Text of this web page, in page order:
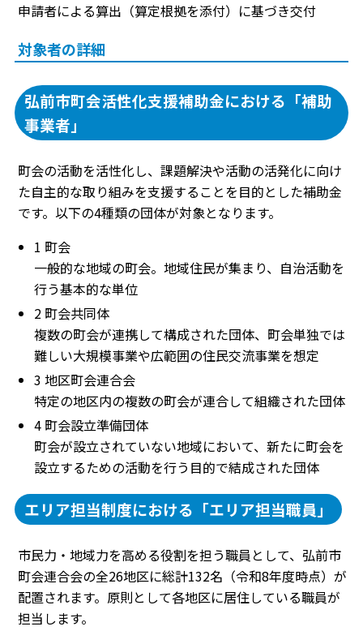
申請者による算出（算定根拠を添付）に基づき交付
対象者の詳細
弘前市町会活性化支援補助金における「補助
事業者」
町会の活動を活性化し、課題解決や活動の活発化に向け
た自主的な取り組みを支援することを目的とした補助金
です。以下の4種類の団体が対象となります。
1 町会
一般的な地域の町会。地域住民が集まり、自治活動を
行う基本的な単位
2 町会共同体
複数の町会が連携して構成された団体、町会単独では
難しい大規模事業や広範囲の住民交流事業を想定
3 地区町会連合会
特定の地区内の複数の町会が連合して組織された団体
4 町会設立準備団体
町会が設立されていない地域において、新たに町会を
設立するための活動を行う目的で結成された団体
エリア担当制度における「エリア担当職員」
市民力・地域力を高める役割を担う職員として、弘前市
町会連合会の全26地区に総計132名（令和8年度時点）が
配置されます。原則として各地区に居住している職員が
担当します。